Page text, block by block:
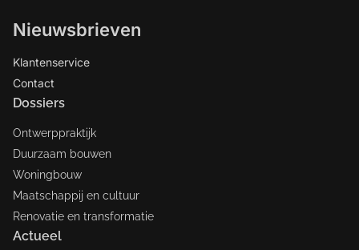
Nieuwsbrieven
Klantenservice
Contact
Dossiers
Ontwerppraktijk
Duurzaam bouwen
Woningbouw
Maatschappij en cultuur
Renovatie en transformatie
Actueel